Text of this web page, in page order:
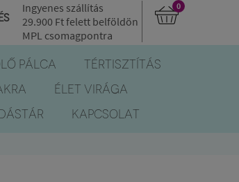
Ingyenes szállítás
29.900 Ftfelett belföldön
MPL csomagpontra
0
PÁLCA
TÉRTISZTÍTÁS
ÉLET VIRÁGA
KAPCSOLAT